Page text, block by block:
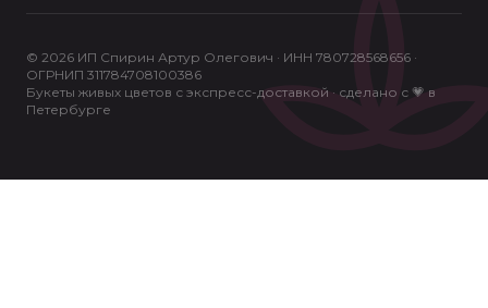
© 2026 ИП Спирин Артур Олегович · ИНН 780728568656 ·
ОГРНИП 311784708100386
Букеты живых цветов с экспресс-доставкой · сделано с 💗 в
Петербурге